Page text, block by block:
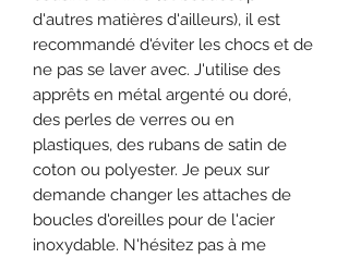
d'autres matières d'ailleurs), il est
recommandé d'éviter les chocs et de
ne pas se laver avec. J'utilise des
apprêts en métal argenté ou doré,
des perles de verres ou en
plastiques, des rubans de satin de
coton ou polyester. Je peux sur
demande changer les attaches de
boucles d'oreilles pour de l'acier
inoxydable. N'hésitez pas à me